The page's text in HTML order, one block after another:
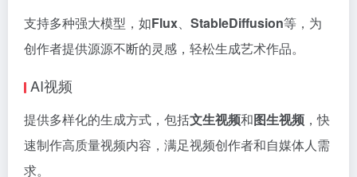
支持多种强大模型，如Flux、 StableDiffusion等，为
创作者提供源源不断的灵感，轻松生成艺术作品。
AI视频
提供多样化的生成方式，包括文生视频和图生视频 ，快
速制作高质量视频内容，满足视频创作者和自媒体人需
求。